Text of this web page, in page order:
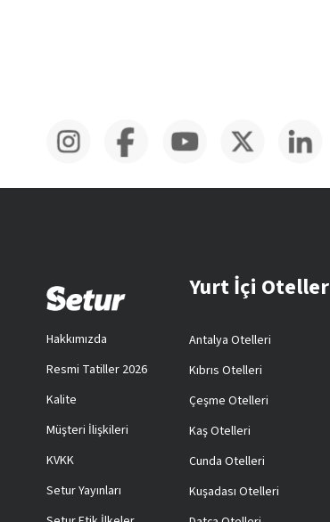
Hakkımızda
Resmi Tatiller 2026
Kalite
Müşteri İlişkileri
KVKK
Setur Yayınları
Yurt İçi Oteller
Antalya Otelleri
Kıbrıs Otelleri
Çeşme Otelleri
Kaş Otelleri
Cunda Otelleri
Kuşadası Otelleri